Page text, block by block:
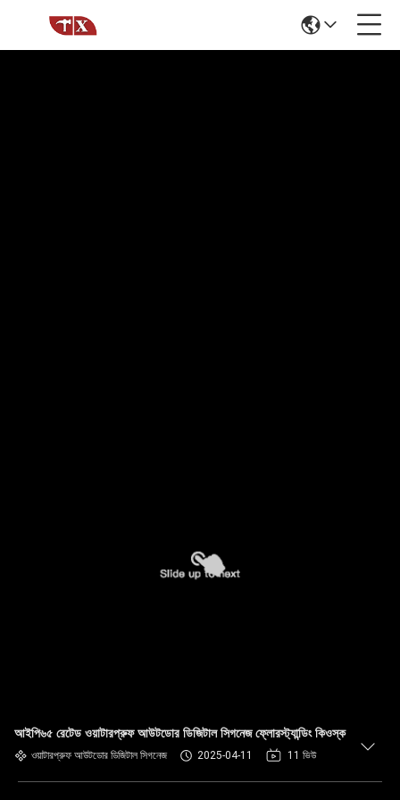
আইপি৬৫ রেটেড ওয়াটারপ্রুফ আউটডোর ডিজিটাল সিগনেজ ফ্লোরস্ট্যান্ডিং কিওস্ক
ওয়াটারপ্রুফ আউটডোর ডিজিটাল সিগনেজ 2025-04-11 11 ভিউ